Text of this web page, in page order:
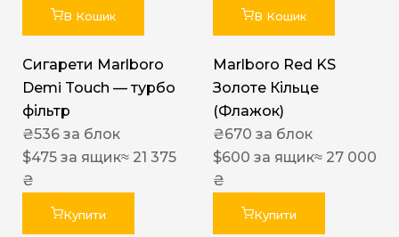
В Кошик
Сигарети Marlboro
Demi Touch — турбо
фільтр
₴536 за блок
$475 за ящик≈ 21 375
₴
Купити
В Кошик
Marlboro Red KS
Золоте Кільце
(Флажок)
₴670 за блок
$600 за ящик≈ 27 000
₴
Купити